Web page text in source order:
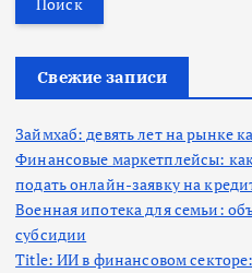
т
Свежие записи
Займхаб: девять лет на рынке
Финансовые маркетплейсы:
подать онлайн-заявку на
Военная ипотека для семьи:
субсидии
Title: ИИ в финансовом